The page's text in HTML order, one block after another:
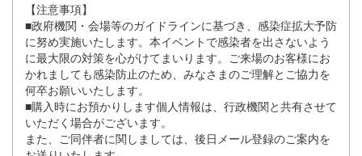
【注意事項】
■政府機関・会場等のガイドラインに基づき、感染症拡大予防
に努め実施いたします。本イベントで感染者を出さないよう
に最大限の対策を心がけてまいります。ご来場のお客様にお
かれましても感染防止のため、みなさまのご理解とご協力を
何卒お願いいたします。
■購入時にお預かりします個人情報は、行政機関と共有させて
いただく場合がございます。
また、ご同伴者に関しましては、後日メール登録のご案内を